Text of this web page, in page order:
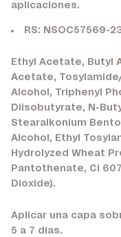
aplicaciones.
RS: NSOC57569-
Ethyl Acetate, Butyl
Acetate,
Alcohol, Triphenyl
Diisobutyrate, N-
Stearalkonium
Alcohol, Ethyl
Hydrolyzed Wheat
Pantothenate, Ci
Dioxide).
Aplicar una capa
5 a 7 días.